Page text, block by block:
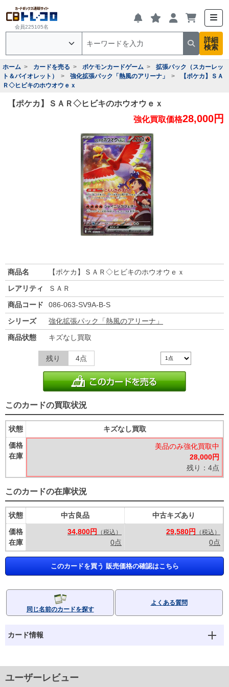
会員225105名
詳細
検索
ホーム カードを売る ポケモンカードゲーム
拡張パック（スカーレッ
ト＆バイオレット）
強化拡張パック「熱風のアリーナ」
【ポケカ】ＳＡ
Ｒ◇ヒビキのホウオウｅｘ
【ポケカ】ＳＡＲ◇ヒビキのホウオウｅｘ
強化買取価格28,000円
商品名
【ポケカ】ＳＡＲ◇ヒビキのホウオウｅｘ
レアリティ
ＳＡＲ
商品コード
086-063-SV9A-B-S
シリーズ
強化拡張パック「熱風のアリーナ」
商品状態
キズなし買取
残り 4点
このカードの買取状況
状態
価格
在庫
キズなし買取
美品のみ強化買取中
28,000円
残り：4点
このカードの在庫状況
状態
価格
在庫
中古良品
34,800円
（税込）
0点
中古キズあり
29,580円
（税込）
0点
このカードを買う 販売価格の確認はこちら
同じ名前のカードを探す
よくある質問
カード情報
ユーザーレビュー